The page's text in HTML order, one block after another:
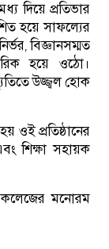
দিয়ে প্রতিভার
হয়ে সাফল্যের
বিজ্ঞানসম্মত
হয়ে ওঠো।
উজ্জ্বল হােক
ওই প্রতিষ্ঠানের
শিক্ষা সহায়ক
মনােরম